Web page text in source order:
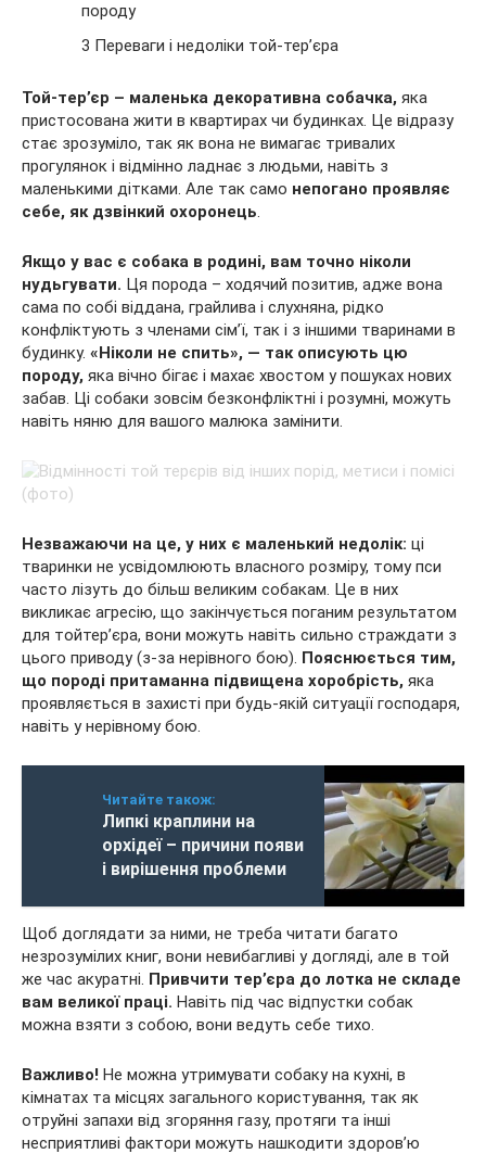
породу
3 Переваги і недоліки той-тер’єра
Той-тер’єр – маленька декоративна собачка, яка
пристосована жити в квартирах чи будинках. Це відразу
стає зрозуміло, так як вона не вимагає тривалих
прогулянок і відмінно ладнає з людьми, навіть з
маленькими дітками. Але так само непогано проявляє
себе, як дзвінкий охоронець
Якщо у вас є собака в родині, вам точно ніколи
нудьгувати. Ця порода – ходячий позитив, адже вона
сама по собі віддана, грайлива і слухняна, рідко
конфліктують з членами сім’ї, так і з іншими тваринами в
будинку. «Ніколи не спить», — так описують цю
породу, яка вічно бігає і махає хвостом у пошуках нових
забав. Ці собаки зовсім безконфліктні і розумні, можуть
навіть няню для вашого малюка замінити.
Незважаючи на це, у них є маленький недолік: ці
тваринки не усвідомлюють власного розміру, тому пси
часто лізуть до більш великим собакам. Це в них
викликає агресію, що закінчується поганим результатом
для тойтер’єра, вони можуть навіть сильно страждати з
цього приводу (з-за нерівного бою). Пояснюється тим,
що породі притаманна підвищена хоробрість, яка
проявляється в захисті при будь-якій ситуації господаря,
навіть у нерівному бою.
Читайте також:
Липкі краплини на
орхідеї – причини появи
і вирішення проблеми
Щоб доглядати за ними, не треба читати багато
незрозумілих книг, вони невибагливі у догляді, але в той
же час акуратні. Привчити тер’єра до лотка не складе
вам великої праці. Навіть під час відпустки собак
можна взяти з собою, вони ведуть себе тихо.
Важливо! Не можна утримувати собаку на кухні, в
кімнатах та місцях загального користування, так як
отруйні запахи від згоряння газу, протяги та інші
несприятливі фактори можуть нашкодити здоров’ю